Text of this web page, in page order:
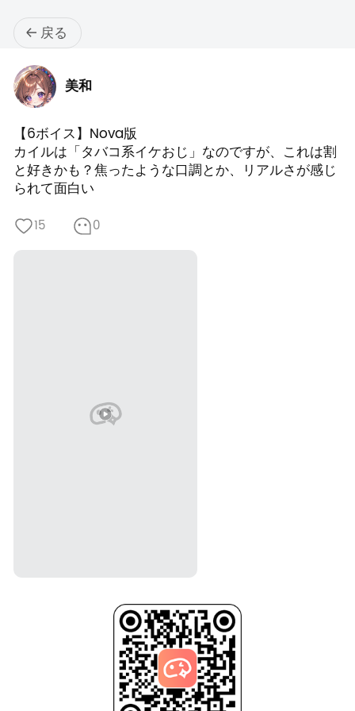
戻る
美和
【6ボイス】Nova版
カイルは「タバコ系イケおじ」なのですが、これは割
と好きかも？焦ったような口調とか、リアルさが感じ
られて面白い
15 0